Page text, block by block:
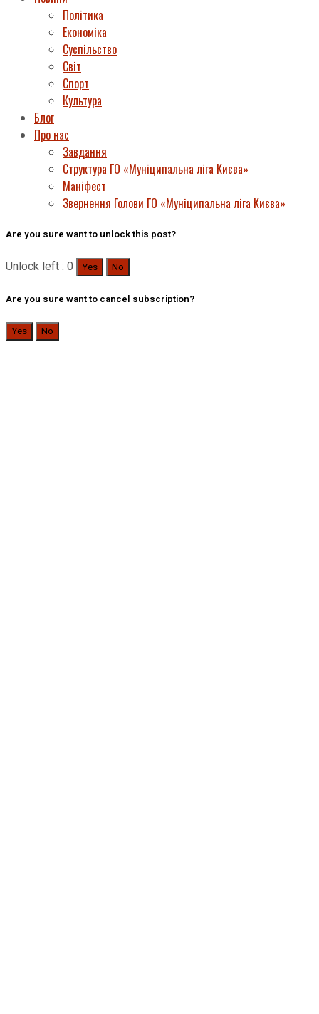
Політика
Економіка
Суспільство
Світ
Спорт
Культура
Блог
Про нас
Завдання
Структура ГО «Муніципальна ліга Києва»
Маніфест
Звернення Голови ГО «Муніципальна ліга Києва»
Are you sure want to unlock this post?
Unlock left : 0 Yes No
Are you sure want to cancel subscription?
Yes No